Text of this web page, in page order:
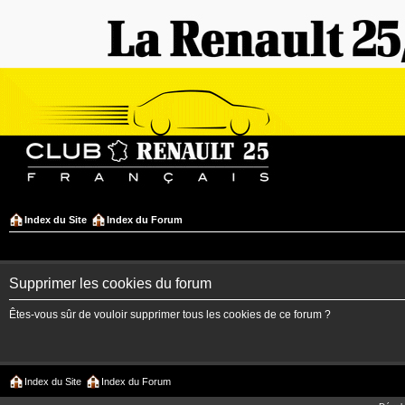
Index du Site Index du Forum
Supprimer les cookies du forum
Êtes-vous sûr de vouloir supprimer tous les cookies de ce forum ?
Index du Site Index du Forum